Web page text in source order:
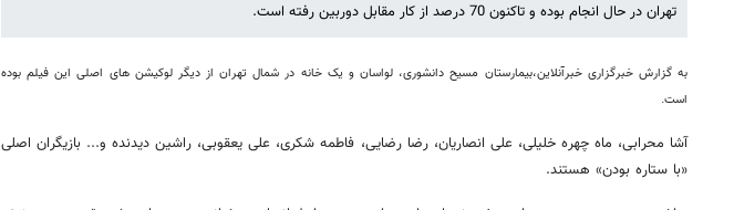
تهران در حال انجام بوده و تاکنون 70 درصد از کار مقابل دوربین رفته است.
به گزارش خبرگزاری خبرآنلاین،بیمارستان مسیح دانشوری، لواسان و یک خانه در شمال تهران از دیگر لوکیشن های اصلی این فیلم بوده
است.
آشا محرابی، ماه چهره خلیلی، علی انصاریان، رضا رضایی، فاطمه شکری، علی یعقوبی، راشین دیدنده و... بازیگران اصلی
«با ستاره بودن» هستند.